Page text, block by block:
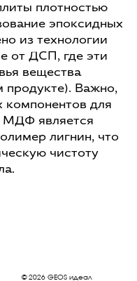
плотностью
эпоксидных
из технологии
от ДСП, где эти
вещества
продукте). Важно,
для
МДФ является
лигнин, что
чистоту
© 2026 GEOS идеал